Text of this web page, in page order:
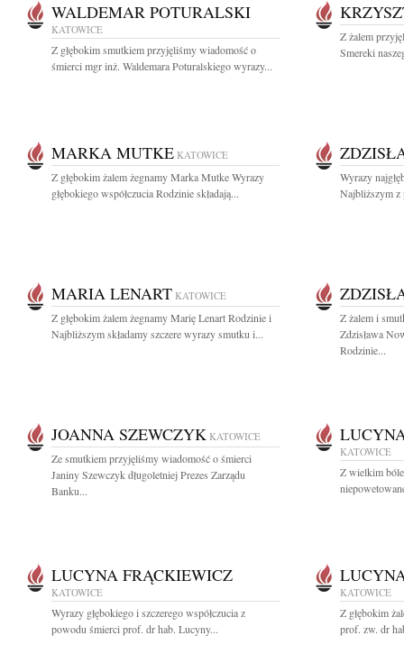
WALDEMAR POTURALSKI
KATOWICE
Z głębokim smutkiem przyjęliśmy wiadomość o
śmierci mgr inż. Waldemara Poturalskiego wyrazy...
Z żalem
Smereki
MARKA MUTKE KATOWICE
Z głębokim żalem żegnamy Marka Mutke Wyrazy
głębokiego współczucia Rodzinie składają...
Wyrazy
Najbliższym z
MARIA LENART KATOWICE
Z głębokim żalem żegnamy Marię Lenart Rodzinie i
Najbliższym składamy szczere wyrazy smutku i...
Z żalem i
Zdzisława
Rodzinie...
JOANNA SZEWCZYK KATOWICE
Ze smutkiem przyjęliśmy wiadomość o śmierci
Janiny Szewczyk długoletniej Prezes Zarządu
Banku...
KATOWICE
Z wielkim
LUCYNA FRĄCKIEWICZ
KATOWICE
Wyrazy głębokiego i szczerego współczucia z
powodu śmierci prof. dr hab. Lucyny...
KATOWICE
Z głębokim
prof. zw. dr